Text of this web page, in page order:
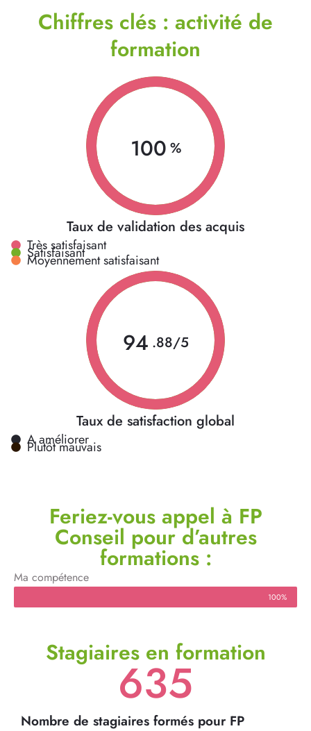
Chiffres clés : activité de
formation
100 %
Taux de validation des acquis
Très satisfaisant
Satisfaisant
Moyennement satisfaisant
94 .88/5
Taux de satisfaction global
A améliorer
Plutôt mauvais
Feriez-vous appel à FP
Conseil pour d’autres
formations :
Ma compétence
100%
Stagiaires en formation
Nombre de stagiaires formés pour FP
635